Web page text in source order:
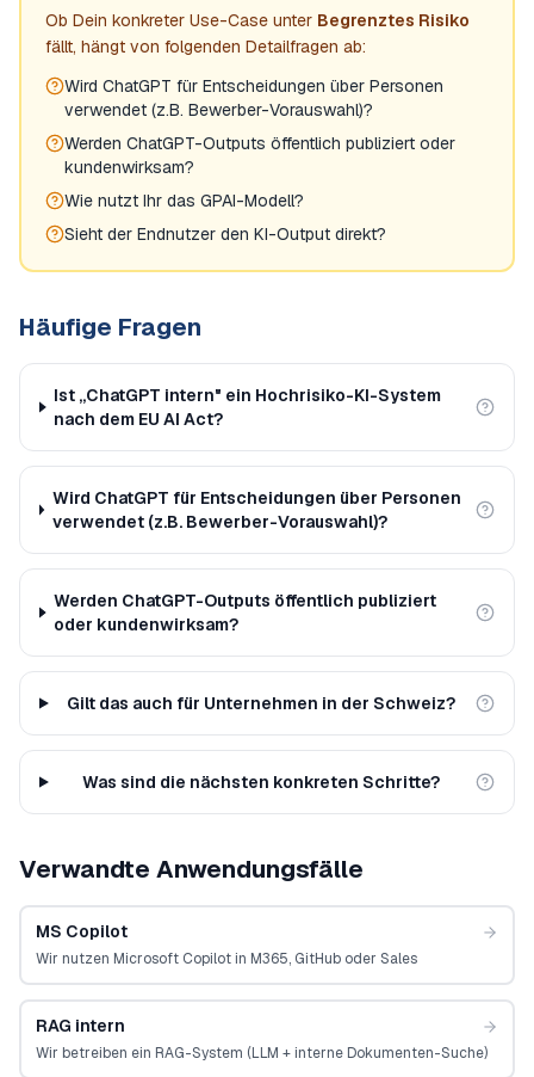
Ob Dein konkreter Use-Case unter Begrenztes Risiko
fällt, hängt von folgenden Detailfragen ab:
Wird ChatGPT für Entscheidungen über Personen
verwendet (z.B. Bewerber-Vorauswahl)?
Werden ChatGPT-Outputs öffentlich publiziert oder
kundenwirksam?
Wie nutzt Ihr das GPAI-Modell?
Sieht der Endnutzer den KI-Output direkt?
Häufige Fragen
Ist „ChatGPT intern" ein Hochrisiko-KI-System
nach dem EU AI Act?
Wird ChatGPT für Entscheidungen über Personen
verwendet (z.B. Bewerber-Vorauswahl)?
Werden ChatGPT-Outputs öffentlich publiziert
oder kundenwirksam?
Gilt das auch für Unternehmen in der Schweiz?
Was sind die nächsten konkreten Schritte?
Verwandte Anwendungsfälle
MS Copilot
Wir nutzen Microsoft Copilot in M365, GitHub oder Sales
RAG intern
Wir betreiben ein RAG-System (LLM + interne Dokumenten-Suche)